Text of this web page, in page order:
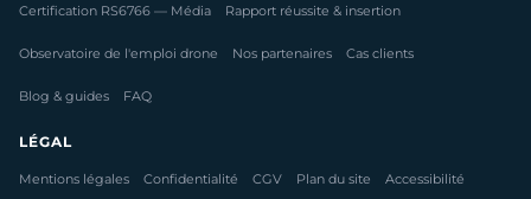
Certification RS6766 — Média Rapport réussite & insertion
Observatoire de l'emploi drone Nos partenaires Cas clients
Blog & guides FAQ
LÉGAL
Mentions légales Confidentialité CGV Plan du site Accessibilité